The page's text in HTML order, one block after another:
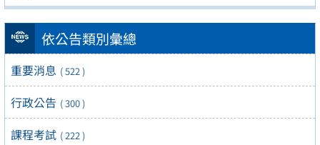
依公告類別彙總
重要消息 ( 522 )
行政公告 ( 300 )
課程考試 ( 222 )